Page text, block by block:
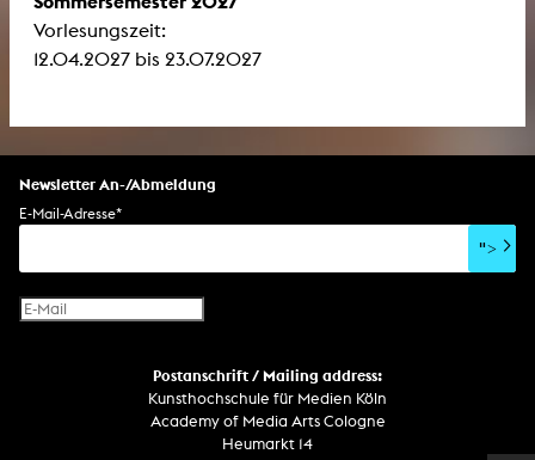
Vorlesungszeit:
12.04.2027 bis 23.07.2027
Newsletter An-/Abmeldung
E-Mail-Adresse*
">
Postanschrift / Mailing address:
Kunsthochschule für Medien Köln
Academy of Media Arts Cologne
Heumarkt 14